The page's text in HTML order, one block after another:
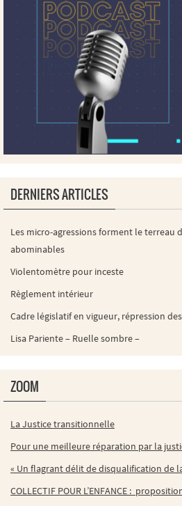
DERNIERS ARTICLES
Les micro-agressions forment le terreau
abominables
Violentomètre pour inceste
Règlement intérieur
Cadre législatif en vigueur, répression
Lisa Pariente – Ruelle sombre –
ZOOM
La Justice transitionnelle
Pour une meilleure réparation par la
« Un flagrant délit de disqualification de
COLLECTIF POUR L’ENFANCE :